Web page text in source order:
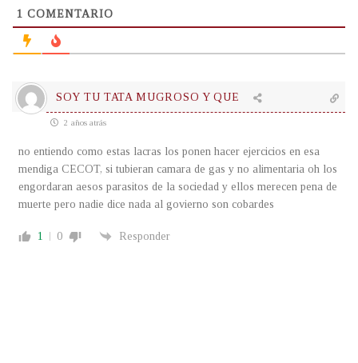
1 COMENTARIO
SOY TU TATA MUGROSO Y QUE
2 años atrás
no entiendo como estas lacras los ponen hacer ejercicios en esa
mendiga CECOT, si tubieran camara de gas y no alimentaria oh los
engordaran aesos parasitos de la sociedad y ellos merecen pena de
muerte pero nadie dice nada al govierno son cobardes
1 0 Responder